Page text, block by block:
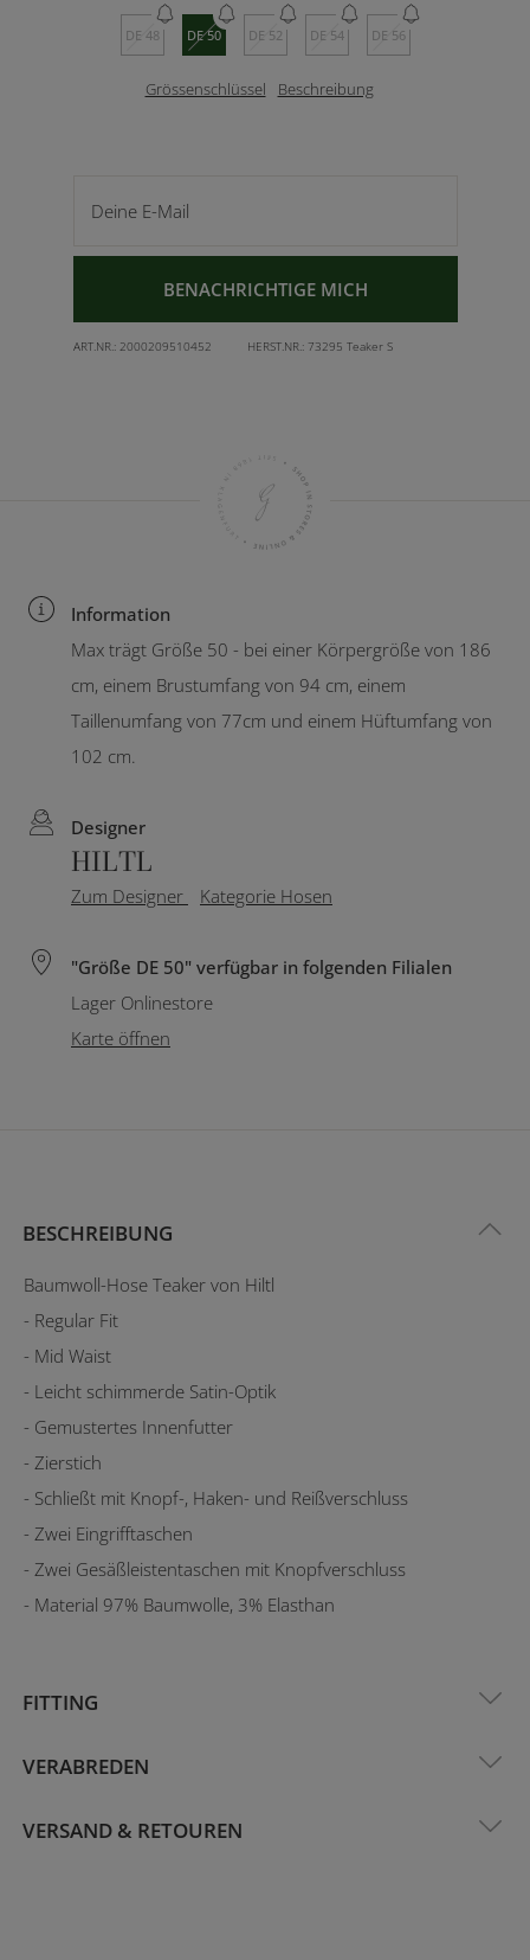
DE 48 DE 50 DE 52 DE 54 DE 56
Grössenschlüssel Beschreibung
BENACHRICHTIGE MICH
ART.NR.: 2000209510452 HERST.NR.: 73295 Teaker S
Information
Max trägt Größe 50 - bei einer Körpergröße von 186
cm, einem Brustumfang von 94 cm, einem
Taillenumfang von 77cm und einem Hüftumfang von
102 cm.
Designer
HILTL
Zum Designer Kategorie Hosen
"Größe DE 50" verfügbar in folgenden Filialen
Lager Onlinestore
Karte öffnen
BESCHREIBUNG
Baumwoll-Hose Teaker von Hiltl
- Regular Fit
- Mid Waist
- Leicht schimmerde Satin-Optik
- Gemustertes Innenfutter
- Zierstich
- Schließt mit Knopf-, Haken- und Reißverschluss
- Zwei Eingrifftaschen
- Zwei Gesäßleistentaschen mit Knopfverschluss
- Material 97% Baumwolle, 3% Elasthan
FITTING
VERABREDEN
VERSAND & RETOUREN